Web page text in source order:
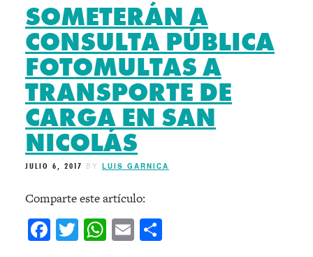
SOMETERÁN A
CONSULTA PÚBLICA
FOTOMULTAS A
TRANSPORTE DE
CARGA EN SAN
NICOLÁS
JULIO 6, 2017 BY LUIS GARNICA
Comparte este artículo:
Facebook
Twitter
WhatsApp
Email